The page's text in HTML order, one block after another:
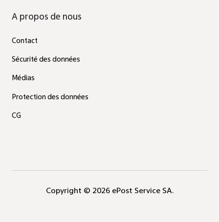
A propos de nous
Contact
Sécurité des données
Médias
Protection des données
CG
Copyright © 2026 ePost Service SA.